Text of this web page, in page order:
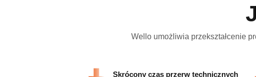
Wello umożliwia przekształcenie
Skrócony czas przerw technicznych